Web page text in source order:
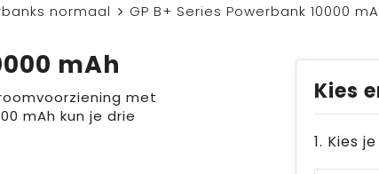
normaal GP B+ Series Powerbank 10000
mAh
met
mAh kun je drie
Kies
1. Kies